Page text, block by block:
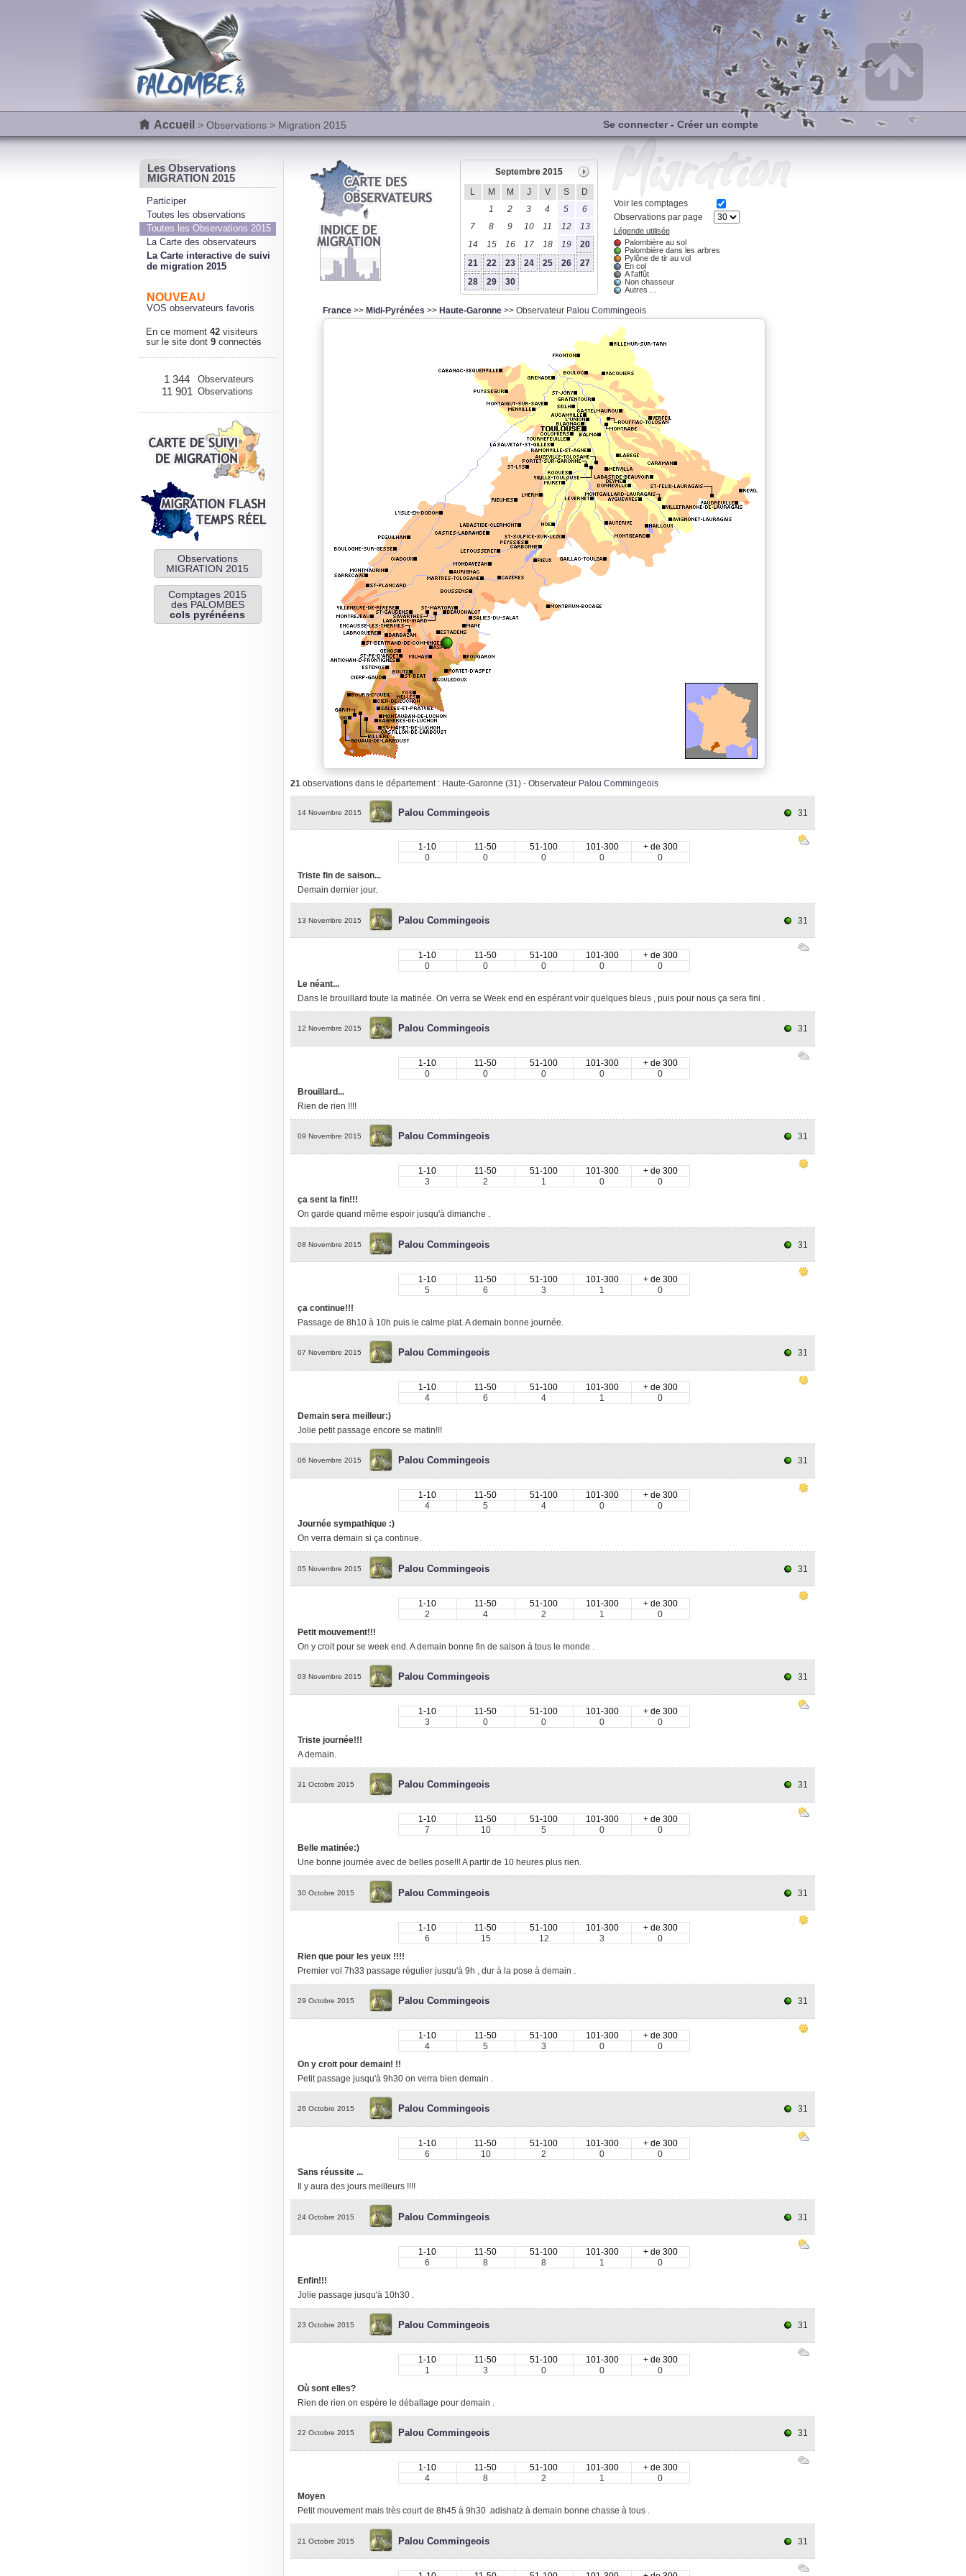
Accueil > Observations> Migration 2015 Se connecter- Créer un compte
Les Observations
MIGRATION 2015
Participer
Toutes les observations
Toutes les Observations 2015
La Carte des observateurs
La Carte interactive de suivi
de migration 2015
NOUVEAU
VOS observateurs favoris
En ce moment 42visiteurs
sur le site dont 9connectés
1 344 Observateurs
11 901 Observations
Observations
MIGRATION 2015
Comptages 2015
des PALOMBES
cols pyrénéens
Septembre 2015
L
M M J V S
D
1
2 3 4 5
6
7
8 9 10 11 12
13
14
15 16 17 18 19
20
21
22 23 24 25 26
27
28
29 30
Voir les comptages
Observations par page
Légende utilisée
Palombière au sol
Palombière dans les arbres
Pylône de tir au vol
En col
A l'affût
Non chasseur
Autres ...
France >> Midi-Pyrénées >> Haute-Garonne >> Observateur Palou Commingeois
21observations dans le département : Haute-Garonne (31) - Observateur Palou Commingeois
14 Novembre 2015 Palou Commingeois 31
1-10 11-50 51-100 101-300
+ de 300
0
0 0 0
0
Triste fin de saison...
Demain dernier jour.
13 Novembre 2015 Palou Commingeois 31
1-10 11-50 51-100 101-300
+ de 300
0
0 0 0
0
Le néant...
Dans le brouillard toute la matinée. On verra se Week end en espérant voir quelques bleus , puis pour nous ça sera fini .
12 Novembre 2015 Palou Commingeois 31
1-10 11-50 51-100 101-300
+ de 300
0
0 0 0
0
Brouillard...
Rien de rien !!!!
09 Novembre 2015 Palou Commingeois 31
1-10 11-50 51-100 101-300
+ de 300
3
2 1 0
0
ça sent la fin!!!
On garde quand même espoir jusqu'à dimanche .
08 Novembre 2015 Palou Commingeois 31
1-10 11-50 51-100 101-300
+ de 300
5
6 3 1
0
ça continue!!!
Passage de 8h10 à 10h puis le calme plat. A demain bonne journée.
07 Novembre 2015 Palou Commingeois 31
1-10 11-50 51-100 101-300
+ de 300
4
6 4 1
0
Demain sera meilleur:)
Jolie petit passage encore se matin!!!
06 Novembre 2015 Palou Commingeois 31
1-10 11-50 51-100 101-300
+ de 300
4
5 4 0
0
Journée sympathique :)
On verra demain si ça continue.
05 Novembre 2015 Palou Commingeois 31
1-10 11-50 51-100 101-300
+ de 300
2
4 2 1
0
Petit mouvement!!!
On y croit pour se week end. A demain bonne fin de saison à tous le monde .
03 Novembre 2015 Palou Commingeois 31
1-10 11-50 51-100 101-300
+ de 300
3
0 0 0
0
Triste journée!!!
A demain.
31 Octobre 2015 Palou Commingeois 31
1-10 11-50 51-100 101-300
+ de 300
7
10 5 0
0
Belle matinée:)
Une bonne journée avec de belles pose!!! A partir de 10 heures plus rien.
30 Octobre 2015 Palou Commingeois 31
1-10 11-50 51-100 101-300
+ de 300
6
15 12 3
0
Rien que pour les yeux !!!!
Premier vol 7h33 passage régulier jusqu'à 9h , dur à la pose à demain .
29 Octobre 2015 Palou Commingeois 31
1-10 11-50 51-100 101-300
+ de 300
4
5 3 0
0
On y croit pour demain! !!
Petit passage jusqu'à 9h30 on verra bien demain .
26 Octobre 2015 Palou Commingeois 31
1-10 11-50 51-100 101-300
+ de 300
6
10 2 0
0
Sans réussite ...
Il y aura des jours meilleurs !!!!
24 Octobre 2015 Palou Commingeois 31
1-10 11-50 51-100 101-300
+ de 300
6
8 8 1
0
Enfin!!!
Jolie passage jusqu'à 10h30 .
23 Octobre 2015 Palou Commingeois 31
1-10 11-50 51-100 101-300
+ de 300
1
3 0 0
0
Où sont elles?
Rien de rien on espère le déballage pour demain .
22 Octobre 2015 Palou Commingeois 31
1-10 11-50 51-100 101-300
+ de 300
4
8 2 1
0
Moyen
Petit mouvement mais très court de 8h45 à 9h30 .adishatz à demain bonne chasse à tous .
21 Octobre 2015 Palou Commingeois 31